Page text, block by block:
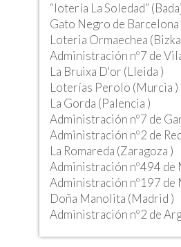
“lotería La Soledad”
Gato Negro de Barcelona
Loteria Ormaechea
Administración nº7 de
La Bruixa D'or (Lleida )
Loterías Perolo (Murcia )
La Gorda (Palencia )
Administración nº7 de
Administración nº2 de
La Romareda (Zaragoza )
Administración nº494 de
Administración nº197 de
Doña Manolita (Madrid )
Administración nº2 de